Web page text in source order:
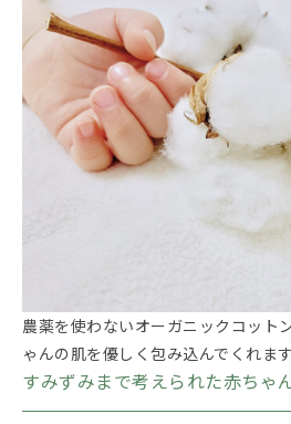
農薬を使わないオーガニックコット
ゃんの肌を優しく包み込んでくれます
すみずみまで考えられた赤ちゃ